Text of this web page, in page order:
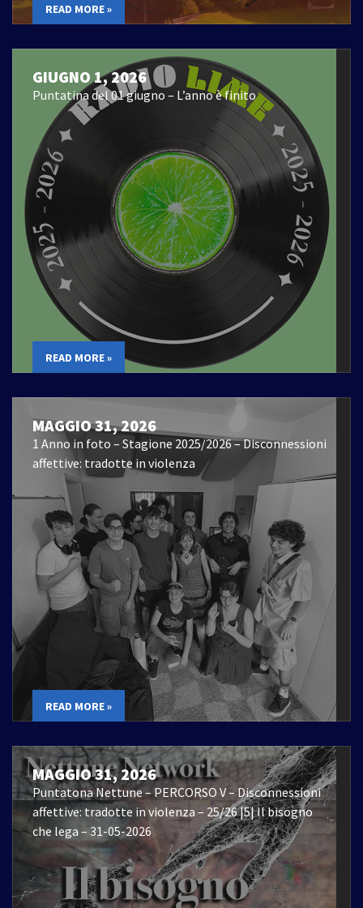
READ MORE »
GIUGNO 1, 2026
Puntatina del 01 giugno – L’anno è finito
READ MORE »
MAGGIO 31, 2026
1 Anno in foto – Stagione 2025/2026 – Disconnessioni
affettive: tradotte in violenza
READ MORE »
MAGGIO 31, 2026
Puntatona Nettune – PERCORSO V – Disconnessioni
affettive: tradotte in violenza – 25/26 |5| Il bisogno
che lega – 31-05-2026